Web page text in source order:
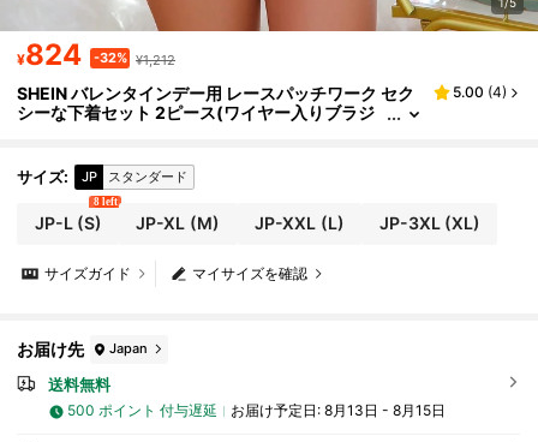
¥824 -32% ¥1,212
SHEIN バレンタインデー用 レースパッチワーク セク
シーな下着セット 2ピース(ワイヤー入りブラジ
5.00 (4)
サイズ: JP スタンダード
JP-L(S)
8 left
JP-XL (M) JP-XXL (L) JP-3XL(XL)
マイサイズを確認
サイズガイド
お届け先 Japan
送料無料
500 ポイント 付与遅延 お届け予定日: 8月13日 - 8月15日